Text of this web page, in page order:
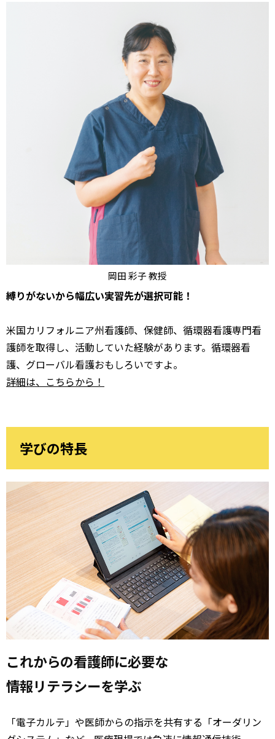
岡田 彩子 教授
縛りがないから幅広い実習先が選択可能！
米国カリフォルニア州看護師、保健師、循環器看護専門看
護師を取得し、活動していた経験があります。循環器看
護、グローバル看護おもしろいですよ。
詳細は、こちらから！
学びの特長
これからの看護師に必要な
情報リテラシーを学ぶ
「電子カルテ」や医師からの指示を共有する「オーダリン